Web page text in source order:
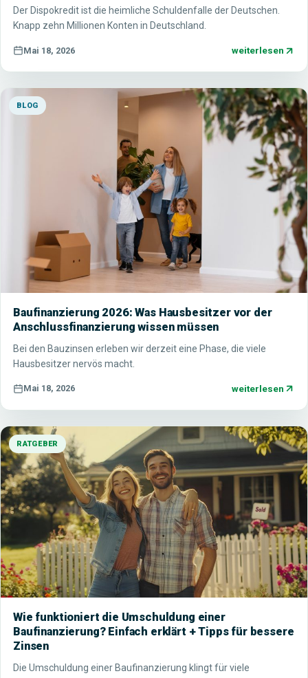
Der Dispokredit ist die heimliche Schuldenfalle der Deutschen.
Knapp zehn Millionen Konten in Deutschland.
Mai 18, 2026 weiterlesen
BLOG
Baufinanzierung 2026: Was Hausbesitzer vor der
Anschlussfinanzierung wissen müssen
Bei den Bauzinsen erleben wir derzeit eine Phase, die viele
Hausbesitzer nervös macht.
Mai 18, 2026 weiterlesen
RATGEBER
Wie funktioniert die Umschuldung einer
Baufinanzierung? Einfach erklärt + Tipps für bessere
Zinsen
Die Umschuldung einer Baufinanzierung klingt für viele